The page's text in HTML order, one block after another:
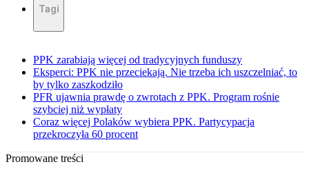
Tagi
PPK zarabiają więcej od tradycyjnych funduszy
Eksperci: PPK nie przeciekają. Nie trzeba ich uszczelniać, to
by tylko zaszkodziło
PFR ujawnia prawdę o zwrotach z PPK. Program rośnie
szybciej niż wypłaty
Coraz więcej Polaków wybiera PPK. Partycypacja
przekroczyła 60 procent
Promowane treści